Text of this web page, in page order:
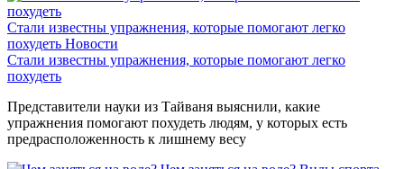
Стали известны упражнения, которые помогают легко
похудеть Новости
Стали известны упражнения, которые помогают легко
похудеть
Представители науки из Тайваня выяснили, какие
упражнения помогают похудеть людям, у которых есть
предрасположенность к лишнему весу